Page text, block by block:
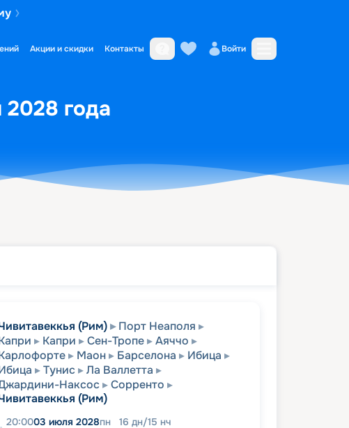
Акции и скидки Контакты Войти
года
(Рим)
Порт Неаполя
Капри Сен-Тропе
Аяччо
Маон Барселона
Ибица
Тунис
Ла Валлетта
Наксос
Сорренто
(Рим)
20:0003 июля 2028пн 16 дн/15 нч